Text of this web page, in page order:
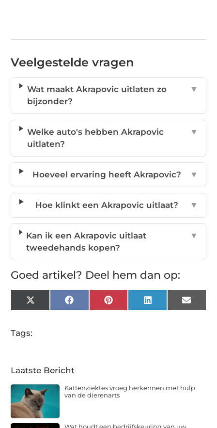
Veelgestelde vragen
Wat maakt Akrapovic uitlaten zo
bijzonder?
▼
Welke auto's hebben Akrapovic
uitlaten?
▼
Hoeveel ervaring heeft Akrapovic? ▼
Hoe klinkt een Akrapovic uitlaat? ▼
Kan ik een Akrapovic uitlaat
tweedehands kopen?
▼
Goed artikel? Deel hem dan op:
X
(Twitter)
FacebookPinterestLinkedInEmail
Tags:
Laatste Bericht
Kattenziektes vroeg herkennen met hulp
van de dierenarts